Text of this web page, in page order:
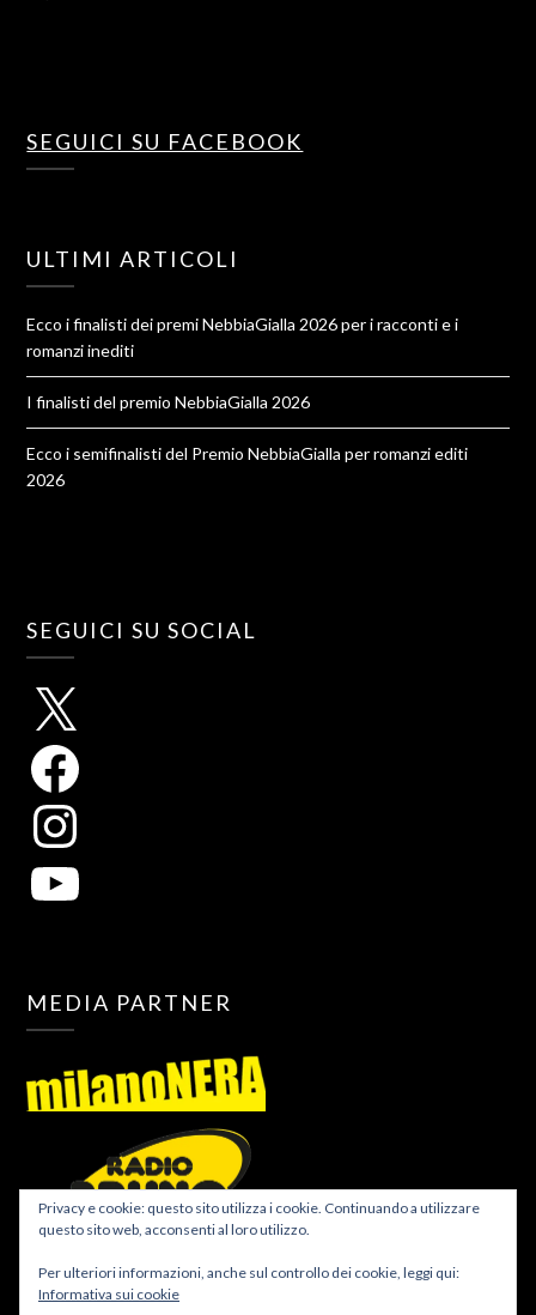
SEGUICI SU FACEBOOK
ULTIMI ARTICOLI
Ecco i finalisti dei premi NebbiaGialla 2026 per i racconti e i
romanzi inediti
I finalisti del premio NebbiaGialla 2026
Ecco i semifinalisti del Premio NebbiaGialla per romanzi editi
2026
SEGUICI SU SOCIAL
MEDIA PARTNER
Privacy e cookie: questo sito utilizza i cookie. Continuando a utilizzare
questo sito web, acconsenti al loro utilizzo.
Per ulteriori informazioni, anche sul controllo dei cookie, leggi qui:
Informativa sui cookie